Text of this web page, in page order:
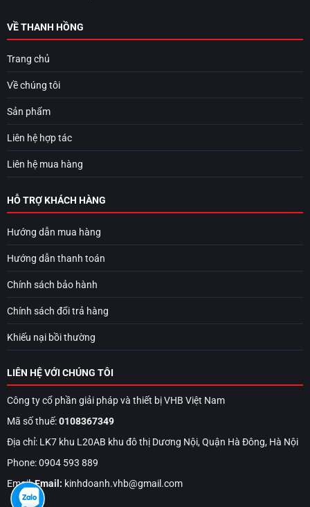
VỀ THANH HỒNG
Trang chủ
Về chúng tôi
Sản phẩm
Liên hệ hợp tác
Liên hệ mua hàng
HỖ TRỢ KHÁCH HÀNG
Hướng dẫn mua hàng
Hướng dẫn thanh toán
Chính sách bảo hành
Chính sách đổi trả hàng
Khiếu nại bồi thường
LIÊN HỆ VỚI CHÚNG TÔI
Công ty cổ phần giải pháp và thiết bị VHB Việt Nam
Mã số thuế:0108367349
Địa chỉ: LK7 khu L20AB khu đô thị Dương Nội, Quận Hà Đông, Hà Nội
Phone: 0904 593 889
Email:Email: kinhdoanh.vhb@gmail.com